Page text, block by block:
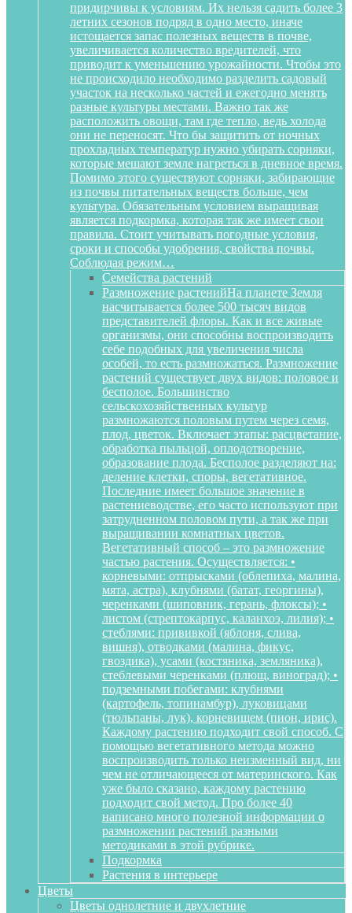
придирчивы к условиям. Их нельзя садить более 3
летних сезонов подряд в одно место, иначе
истощается запас полезных веществ в почве,
увеличивается количество вредителей, что
приводит к уменьшению урожайности. Чтобы это
не происходило необходимо разделить садовый
участок на несколько частей и ежегодно менять
разные культуры местами. Важно так же
расположить овощи, там где тепло, ведь холода
они не переносят. Что бы защитить от ночных
прохладных температур нужно убирать сорняки,
которые мешают земле нагреться в дневное время.
Помимо этого существуют сорняки, забирающие
из почвы питательных веществ больше, чем
культура. Обязательным условием выращивая
является подкормка, которая так же имеет свои
правила. Стоит учитывать погодные условия,
сроки и способы удобрения, свойства почвы.
Соблюдая режим…
Семейства растений
Размножение растенийНа планете Земля
насчитывается более 500 тысяч видов
представителей флоры. Как и все живые
организмы, они способны воспроизводить
себе подобных для увеличения числа
особей, то есть размножаться. Размножение
растений существует двух видов: половое и
бесполое. Большинство
сельскохозяйственных культур
размножаются половым путем через семя,
плод, цветок. Включает этапы: расцветание,
обработка пыльцой, оплодотворение,
образование плода. Бесполое разделяют на:
деление клетки, споры, вегетативное.
Последние имеет большое значение в
растениеводстве, его часто используют при
затрудненном половом пути, а так же при
выращивании комнатных цветов.
Вегетативный способ – это размножение
частью растения. Осуществляется: •
корневыми: отпрысками (облепиха, малина,
мята, астра), клубнями (батат, георгины),
черенками (шиповник, герань, флоксы); •
листом (стрептокарпус, каланхоэ, лилия); •
стеблями: прививкой (яблоня, слива,
вишня), отводками (малина, фикус,
гвоздика), усами (костяника, земляника),
стеблевыми черенками (плющ, виноград); •
подземными побегами: клубнями
(картофель, топинамбур), луковицами
(тюльпаны, лук), корневищем (пион, ирис).
Каждому растению подходит свой способ. С
помощью вегетативного метода можно
воспроизводить только неизменный вид, ни
чем не отличающееся от материнского. Как
уже было сказано, каждому растению
подходит свой метод. Про более 40
написано много полезной информации о
размножении растений разными
методиками в этой рубрике.
Подкормка
Растения в интерьере
Цветы
Цветы однолетние и двухлетние